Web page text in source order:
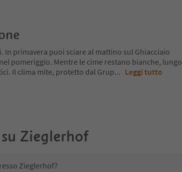
primavera puoi sciare al mattino sul Ghiacciaio
pomeriggio. Mentre le cime restano bianche, lungo
Il clima mite, protetto dal Grup... Leggi tutto
Zieglerhof
Zieglerhof?